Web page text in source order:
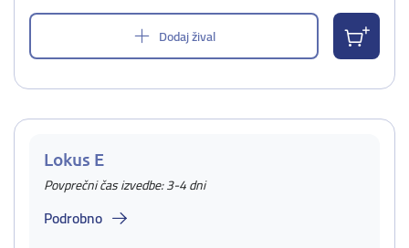
Dodaj žival
Lokus E
Povprečni čas izvedbe: 3-4 dni
Podrobno